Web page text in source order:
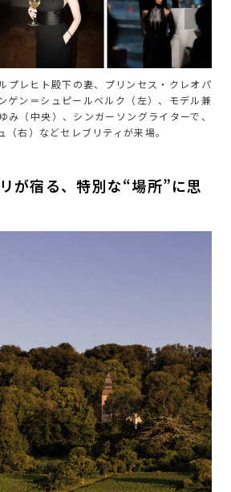
プレヒト殿下の妻、プリンセス・クレオパ
ゲン＝シュピールベルク（左）、モデル兼
み（中央）、シンガーソングライターで、
（右）などセレブリティが来場。
が宿る、特別な“場所”に思